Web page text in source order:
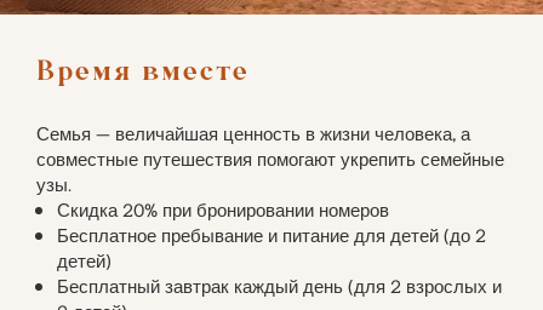
Время вместе
Семья — величайшая ценность в жизни человека, а
совместные путешествия помогают укрепить семейные
узы.
Скидка 20% при бронировании номеров
Бесплатное пребывание и питание для детей (до 2
детей)
Бесплатный завтрак каждый день (для 2 взрослых и